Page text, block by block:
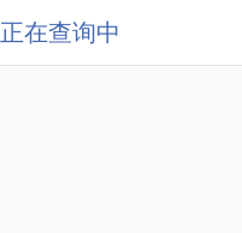
正在查询中